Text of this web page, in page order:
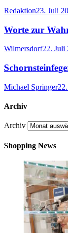
Redaktion23. Juli
Worte zur
Wilmersdorf22. Juli
Michael Springer
Archiv
Archiv
Shopping News